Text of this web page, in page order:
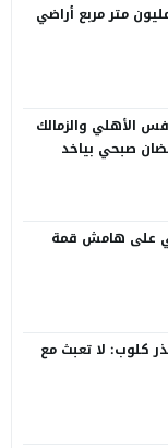
طهرنا 25 مليون متر مربع أراضي
الأهلي والزمالك
صبحي بياخد
على هامش قمة
كلوب: لا تعبث مع